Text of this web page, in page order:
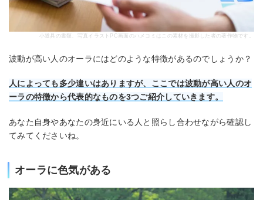
小道具の書類、写真イラストPC画面のハメコミはこの素材を撮影した者の著作物です。
波動が高い人のオーラにはどのような特徴があるのでしょうか？
人によっても多少違いはありますが、ここでは波動が高い人のオ
ーラの特徴から代表的なものを3つご紹介していきます。
あなた自身やあなたの身近にいる人と照らし合わせながら確認し
てみてくださいね。
オーラに色気がある